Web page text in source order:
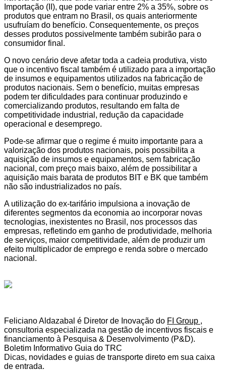
Importação (II), que pode variar entre 2% a 35%, sobre os
produtos que entram no Brasil, os quais anteriormente
usufruíam do benefício. Consequentemente, os preços
desses produtos possivelmente também subirão para o
consumidor final.
O novo cenário deve afetar toda a cadeia produtiva, visto
que o incentivo fiscal também é utilizado para a importação
de insumos e equipamentos utilizados na fabricação de
produtos nacionais. Sem o benefício, muitas empresas
podem ter dificuldades para continuar produzindo e
comercializando produtos, resultando em falta de
competitividade industrial, redução da capacidade
operacional e desemprego.
Pode-se afirmar que o regime é muito importante para a
valorização dos produtos nacionais, pois possibilita a
aquisição de insumos e equipamentos, sem fabricação
nacional, com preço mais baixo, além de possibilitar a
aquisição mais barata de produtos BIT e BK que também
não são industrializados no país.
A utilização do ex-tarifário impulsiona a inovação de
diferentes segmentos da economia ao incorporar novas
tecnologias, inexistentes no Brasil, nos processos das
empresas, refletindo em ganho de produtividade, melhoria
de serviços, maior competitividade, além de produzir um
efeito multiplicador de emprego e renda sobre o mercado
nacional.
Feliciano Aldazabal é Diretor de Inovação do FI Group ,
consultoria especializada na gestão de incentivos fiscais e
financiamento à Pesquisa & Desenvolvimento (P&D).
Boletim Informativo Guia do TRC
Dicas, novidades e guias de transporte direto em sua caixa
de entrada.